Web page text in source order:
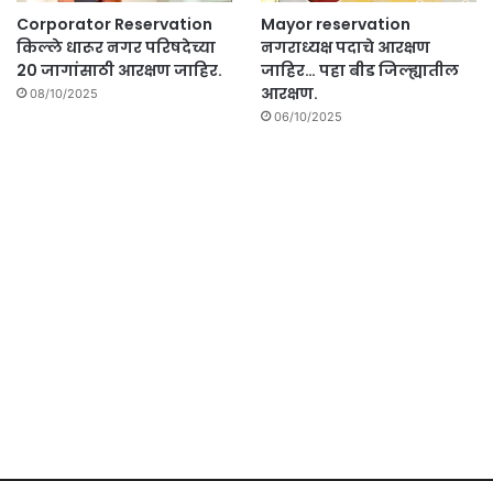
Corporator Reservation
किल्ले धारूर नगर परिषदेच्या
20 जागांसाठी आरक्षण जाहिर.
08/10/2025
Mayor reservation
नगराध्यक्ष पदाचे आरक्षण
जाहिर… पहा बीड जिल्ह्यातील
आरक्षण.
06/10/2025